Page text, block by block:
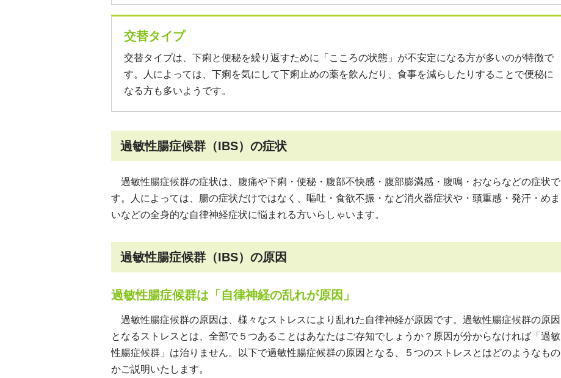
交替タイプ
交替タイプは、下痢と便秘を繰り返すために「こころの状態」が不安定になる方が多いのが特徴で
す。人によっては、下痢を気にして下痢止めの薬を飲んだり、食事を減らしたりすることで便秘に
なる方も多いようです。
過敏性腸症候群（IBS）の症状
過敏性腸症候群の症状は、腹痛や下痢・便秘・腹部不快感・腹部膨満感・腹鳴・おならなどの症状で
す。人によっては、腸の症状だけではなく、嘔吐・食欲不振・など消火器症状や・頭重感・発汗・めま
いなどの全身的な自律神経症状に悩まれる方いらしゃいます。
過敏性腸症候群（IBS）の原因
過敏性腸症候群は「自律神経の乱れが原因」
過敏性腸症候群の原因は、様々なストレスにより乱れた自律神経が原因です。過敏性腸症候群の原因
となるストレスとは、全部で５つあることはあなたはご存知でしょうか？原因が分からなければ「過敏
性腸症候群」は治りません。以下で過敏性腸症候群の原因となる、５つのストレスとはどのようなもの
かご説明いたします。